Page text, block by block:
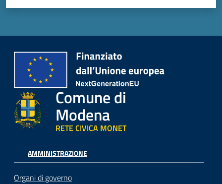
Comune di
Modena
RETE CIVICA MONET
AMMINISTRAZIONE
Organi di governo